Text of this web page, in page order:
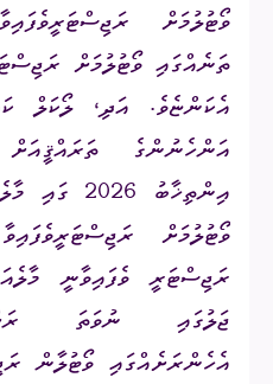
ވޯޓުލުމަށް
ތަނެއްގައި ވޯޓުލުމަށް
އެކަންޏެވެ. އަދި، ލޯކަލް
އަންހެނުންގެ
އިންތިޚާބު
ވޯޓުލުމަށް
ރަޖިސްޓަރީ ވެފައިވާނީ
ޖަލުގައި ނުވަތަ
އެހެންރަށެއްގައި ވޯޓުލާން